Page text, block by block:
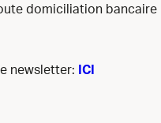
domiciliation bancaire
newsletter: ICI